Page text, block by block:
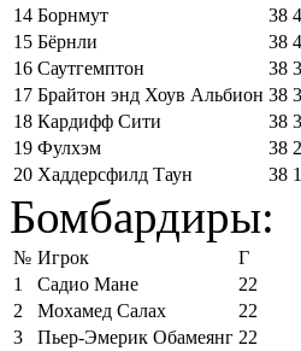
14 Борнмут 38
15 Бёрнли 38
16 Саутгемптон 38
17 Брайтон энд Хоув Альбион 38
18 Кардифф Сити 38
19 Фулхэм 38
20 Хаддерсфилд Таун 38
Бомбардиры:
№ Игрок
Г
1
Садио Мане
22
2
Мохамед Салах
22
3
Пьер-Эмерик Обамеянг 22